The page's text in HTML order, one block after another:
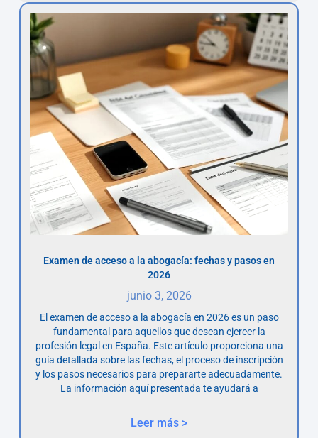
Examen de acceso a la abogacía: fechas y pasos en
2026
junio 3, 2026
El examen de acceso a la abogacía en 2026 es un paso
fundamental para aquellos que desean ejercer la
profesión legal en España. Este artículo proporciona una
guía detallada sobre las fechas, el proceso de inscripción
y los pasos necesarios para prepararte adecuadamente.
La información aquí presentada te ayudará a
Leer más >